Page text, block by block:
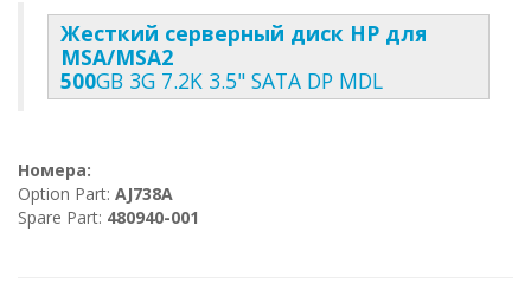
Жесткий серверный диск HP для
MSA/MSA2
500GB 3G 7.2K 3.5" SATA DP MDL
Номера:
Option Part: AJ738A
Spare Part: 480940-001